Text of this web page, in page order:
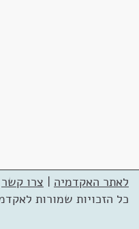
לאתר האקדמיה | צרו קשר
כל הזכויות שמורות